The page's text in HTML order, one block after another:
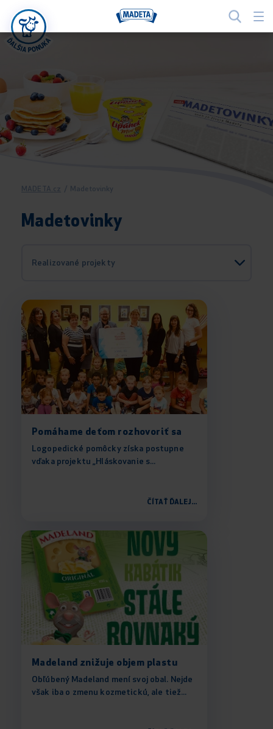
MADETA.cz / Madetovinky
Madetovinky
Realizované projekty
Pomáhame deťom rozhovoriť sa
Logopedické pomôcky získa postupne
vďaka projektu „Hláskovanie s...
ČÍTAŤ ĎALEJ...
Madeland znižuje objem plastu
Obľúbený Madeland mení svoj obal. Nejde
však iba o zmenu kozmetickú, ale tiež...